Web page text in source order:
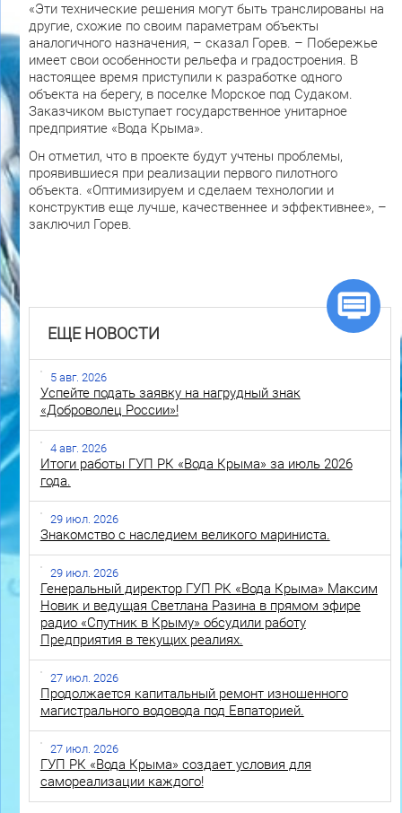
«Эти технические решения могут быть транслированы на
другие, схожие по своим параметрам объекты
аналогичного назначения, – сказал Горев. – Побережье
имеет свои особенности рельефа и градостроения. В
настоящее время приступили к разработке одного
объекта на берегу, в поселке Морское под Судаком.
Заказчиком выступает государственное унитарное
предприятие «Вода Крыма».
Он отметил, что в проекте будут учтены проблемы,
проявившиеся при реализации первого пилотного
объекта. «Оптимизируем и сделаем технологии и
конструктив еще лучше, качественнее и эффективнее», –
заключил Горев.
ЕЩЕ НОВОСТИ
5 авг. 2026
Успейте подать заявку на нагрудный знак
«Доброволец России»!
4 авг. 2026
Итоги работы ГУП РК «Вода Крыма» за июль 2026
года.
29 июл. 2026
Знакомство с наследием великого мариниста.
29 июл. 2026
Генеральный директор ГУП РК «Вода Крыма» Максим
Новик и ведущая Светлана Разина в прямом эфире
радио «Спутник в Крыму» обсудили работу
Предприятия в текущих реалиях.
27 июл. 2026
Продолжается капитальный ремонт изношенного
магистрального водовода под Евпаторией.
27 июл. 2026
ГУП РК «Вода Крыма» создает условия для
самореализации каждого!